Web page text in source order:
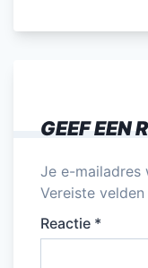
c
o
o
k
itt
GEEF EEN
Je e-mailadres
Vereiste
Reactie *